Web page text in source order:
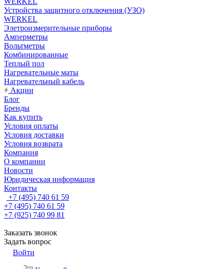
Устройства защитного отключения (УЗО)
WERKEL
Элетроизмерительные приборы
Амперметры
Вольтметры
Комбинированные
Теплый пол
Нагревательные маты
Нагревательный кабель
Акции
Блог
Бренды
Как купить
Условия оплаты
Условия доставки
Условия возврата
Компания
О компании
Новости
Юридическая информация
Контакты
+7 (495) 740 61 59
+7 (495) 740 61 59
+7 (925) 740 99 81
Заказать звонок
Задать вопрос
Войти